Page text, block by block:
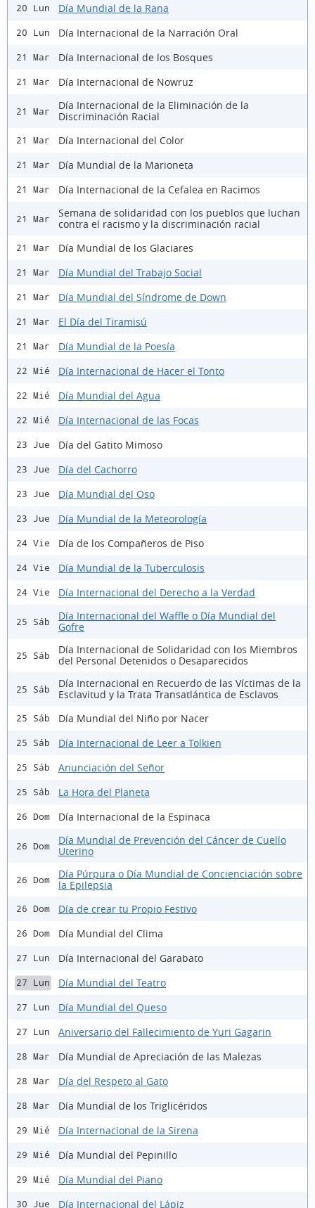
20 Lun Día Mundial de la Rana
20 Lun Día Internacional de la Narración Oral
21 Mar Día Internacional de los Bosques
21 Mar Día Internacional de Nowruz
21 Mar
Día Internacional de la Eliminación de la
Discriminación Racial
21 Mar Día Internacional del Color
21 Mar Día Mundial de la Marioneta
21 Mar Día Internacional de la Cefalea en Racimos
21 Mar
Semana de solidaridad con los pueblos que luchan
contra el racismo y la discriminación racial
21 Mar Día Mundial de los Glaciares
21 Mar Día Mundial del Trabajo Social
21 Mar Día Mundial del Síndrome de Down
21 Mar El Día del Tiramisú
21 Mar Día Mundial de la Poesía
22 Mié Día Internacional de Hacer el Tonto
22 Mié Día Mundial del Agua
22 Mié Día Internacional de las Focas
23 Jue Día del Gatito Mimoso
23 Jue Día del Cachorro
23 Jue Día Mundial del Oso
23 Jue Día Mundial de la Meteorología
24 Vie Día de los Compañeros de Piso
24 Vie Día Mundial de la Tuberculosis
24 Vie Día Internacional del Derecho a la Verdad
25 Sáb
Día Internacional del Waffle o Día Mundial del
Gofre
25 Sáb
Día Internacional de Solidaridad con los Miembros
del Personal Detenidos o Desaparecidos
25 Sáb
Día Internacional en Recuerdo de las Víctimas de la
Esclavitud y la Trata Transatlántica de Esclavos
25 Sáb Día Mundial del Niño por Nacer
25 Sáb Día Internacional de Leer a Tolkien
25 Sáb Anunciación del Señor
25 Sáb La Hora del Planeta
26 Dom Día Internacional de la Espinaca
26 Dom
Día Mundial de Prevención del Cáncer de Cuello
Uterino
26 Dom
Día Púrpura o Día Mundial de Concienciación sobre
la Epilepsia
26 Dom Día de crear tu Propio Festivo
26 Dom Día Mundial del Clima
27 Lun Día Internacional del Garabato
27 Lun Día Mundial del Teatro
27 Lun Día Mundial del Queso
27 Lun Aniversario del Fallecimiento de Yuri Gagarin
28 Mar Día Mundial de Apreciación de las Malezas
28 Mar Día del Respeto al Gato
28 Mar Día Mundial de los Triglicéridos
29 Mié Día Internacional de la Sirena
29 Mié Día Mundial del Pepinillo
29 Mié Día Mundial del Piano
30 Jue Día Internacional del Lápiz